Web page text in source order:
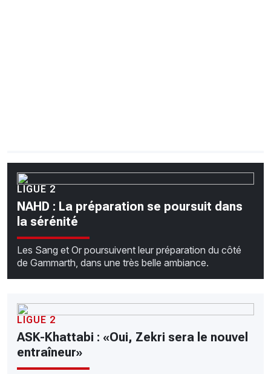
LIGUE 2
NAHD : La préparation se poursuit dans
la sérénité
Les Sang et Or poursuivent leur préparation du côté
de Gammarth, dans une très belle ambiance.
LIGUE 2
ASK-Khattabi : «Oui, Zekri sera le nouvel
entraîneur»